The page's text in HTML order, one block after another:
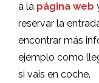
a la página web
reservar la
encontrar más
ejemplo como
si vais en coche.